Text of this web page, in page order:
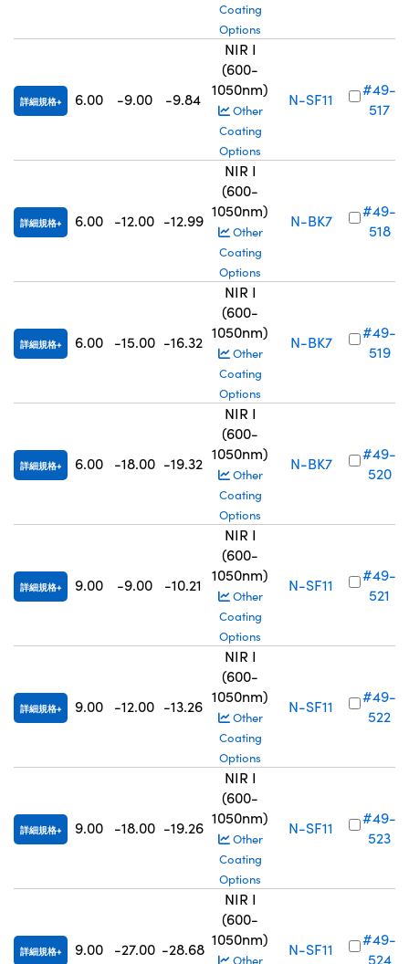
Coating
Options
詳細規格 6.00 -9.00 -9.84
NIR I
(600-
1050nm)
Other
Coating
Options
N-SF11
#49-
517
詳細規格 6.00 -12.00 -12.99
NIR I
(600-
1050nm)
Other
Coating
Options
N-BK7
#49-
518
詳細規格 6.00 -15.00 -16.32
NIR I
(600-
1050nm)
Other
Coating
Options
N-BK7
#49-
519
詳細規格 6.00 -18.00 -19.32
NIR I
(600-
1050nm)
Other
Coating
Options
N-BK7
#49-
520
詳細規格 9.00 -9.00 -10.21
NIR I
(600-
1050nm)
Other
Coating
Options
N-SF11
#49-
521
詳細規格 9.00 -12.00 -13.26
NIR I
(600-
1050nm)
Other
Coating
Options
N-SF11
#49-
522
詳細規格 9.00 -18.00 -19.26
NIR I
(600-
1050nm)
Other
Coating
Options
N-SF11
#49-
523
詳細規格 9.00 -27.00 -28.68
NIR I
(600-
1050nm)
Other
N-SF11
#49-
524